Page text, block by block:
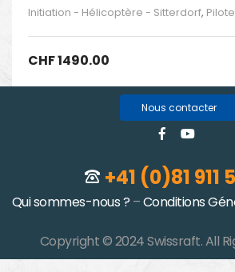
Initiation - Hélicoptère - Sitterdorf,
CHF1490.00
Nous contacter
+41 (0)81 911
Qui sommes-nous ? –Conditions
Copyright © 2024 Swissraft. All